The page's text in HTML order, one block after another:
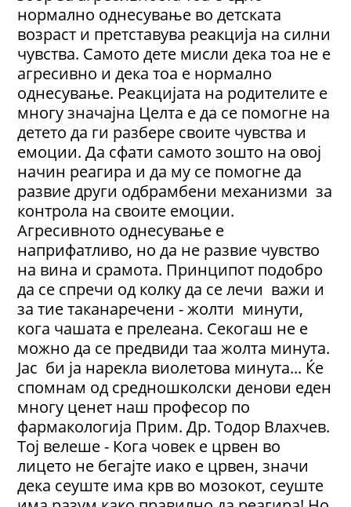
нормално однесување во детската
возраст и претставува реакција на силни
чувства. Сaмото дете мисли дека тоа не е
агресивно и дека тоа е нормално
однесување. Реакцијата на родителите е
многу значајна Целта е да се помогне на
детето да ги разбере своите чувства и
емоции. Да сфати самото зошто на овој
начин реагира и да му се помогне да
развие други одбрамбени механизми за
контрола на своите емоции.
Агресивното однесување е
наприфатливо, но да не развие чувство
на вина и срамота. Принципот подобро
да се спречи од колку да се лечи важи и
за тие таканаречени - жолти минути,
кога чашата е прелеана. Секогаш не е
можно да се предвиди таа жолта минута.
Јас би ја нарекла виолетова минута... Ќе
спомнам од средношколски денови еден
многу ценет наш професор по
фармакологија Прим. Др. Тодор Влахчев.
Тој велеше - Кога човек е црвен во
лицето не бегајте иако е црвен, значи
дека сеуште има крв во мозокот, сеуште